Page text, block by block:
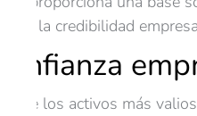
la credibilidad
confianza
de los activos más